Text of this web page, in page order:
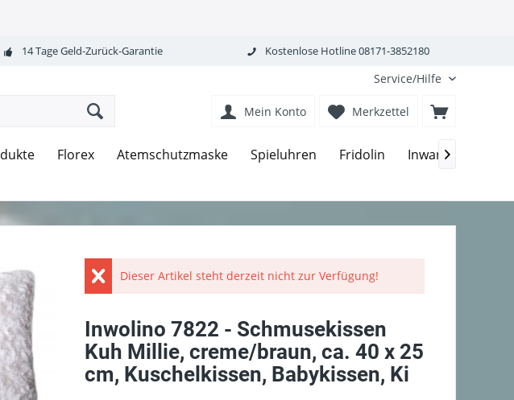
14 Tage Geld-Zurück-Garantie Kostenlose Hotline 08171-3852180
Service/Hilfe
Merkzettel
Mein Konto
Florex Atemschutzmaske Spieluhren Fridolin Inware
Dieser Artikel steht derzeit nicht zur Verfügung!
Inwolino 7822 - Schmusekissen
Kuh Millie, creme/braun, ca. 40 x 25
cm, Kuschelkissen, Babykissen, Ki